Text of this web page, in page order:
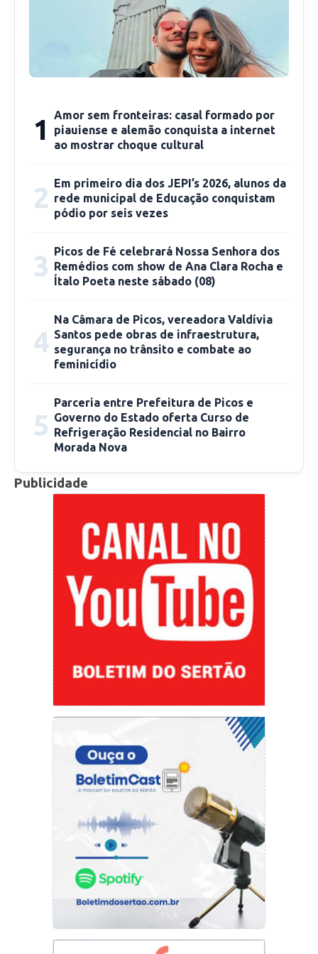
– Pessoas de 60 anos e mais
Documentação necessária: CPF, Cartão do SUS,
Cartão de vacinação
Das 08h ás 12h
17/07Pessoas imunocomprometidas a partir
de 5 anos de idade
Cartão de vacinação, Laudo médico
comprobatório
Local: CEMPI
Das 08h ás 12h
18/07Pessoas com comorbidades
Documentação necessária: CPF, Cartão do SUS,
comprobatório
Local: CEMPI
Das 08h ás 12h
19/07 Crianças de 6 meses a 4 anos de idade
Documentação necessária: CPF, Cartão do SUS,
Cartão de vacinação
Local: CEMPI
Das 08h ás 12h A Prefeitura de Picos junto à
Secretaria de Saúde, reforçam a importância da
vacinação como uma medida preventiva
essencial, reduzindo a disseminação do vírus. A
participação ativa da população
1
Amor sem fronteiras: casal formado por
piauiense e alemão conquista a internet
ao mostrar choque cultural
2 Em primeiro dia dos JEPI’s 2026, alunos da
rede municipal de Educação conquistam
pódio por seis vezes
3 Picos de Fé celebrará Nossa Senhora dos
Remédios com show de Ana Clara Rocha e
Ítalo Poeta neste sábado (08)
4
Na Câmara de Picos, vereadora Valdívia
Santos pede obras de infraestrutura,
segurança no trânsito e combate ao
feminicídio
5
Parceria entre Prefeitura de Picos e
Governo do Estado oferta Curso de
Refrigeração Residencial no Bairro
Morada Nova
Publicidade